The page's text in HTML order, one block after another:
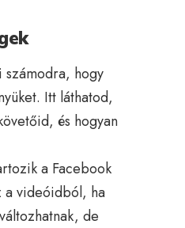
számodra, hogy
Itt láthatod,
és hogyan
a Facebook
a videóidból, ha
de